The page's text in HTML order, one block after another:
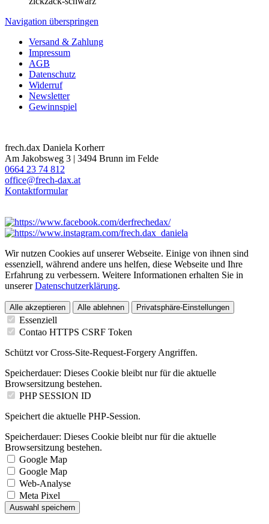
Navigation überspringen
Versand & Zahlung
Impressum
AGB
Datenschutz
Widerruf
Newsletter
Gewinnspiel
frech.dax Daniela Korherr
Am Jakobsweg 3 | 3494 Brunn im Felde
0664 23 74 812
office@frech-dax.at
Kontaktformular
Wir nutzen Cookies auf unserer Webseite. Einige von ihnen sind
essenziell, während andere uns helfen, diese Webseite und Ihre
Erfahrung zu verbessern. Weitere Informationen erhalten Sie in
unsererDatenschutzerklärung.
Alle akzeptieren Alle ablehnen Privatsphäre-Einstellungen
Essenziell
Contao HTTPS CSRF Token
Schützt vor Cross-Site-Request-Forgery Angriffen.
Speicherdauer: Dieses Cookie bleibt nur für die aktuelle
Browsersitzung bestehen.
PHP SESSION ID
Speichert die aktuelle PHP-Session.
Speicherdauer: Dieses Cookie bleibt nur für die aktuelle
Browsersitzung bestehen.
Google Map
Google Map
Web-Analyse
Meta Pixel
Auswahl speichern